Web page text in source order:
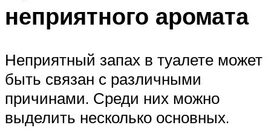
неприятного аромата
Неприятный запах в туалете может
быть связан с различными
причинами. Среди них можно
выделить несколько основных.